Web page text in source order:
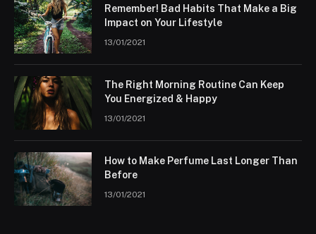
Remember! Bad Habits That Make a Big
Impact on Your Lifestyle
13/01/2021
The Right Morning Routine Can Keep
You Energized & Happy
13/01/2021
How to Make Perfume Last Longer Than
Before
13/01/2021